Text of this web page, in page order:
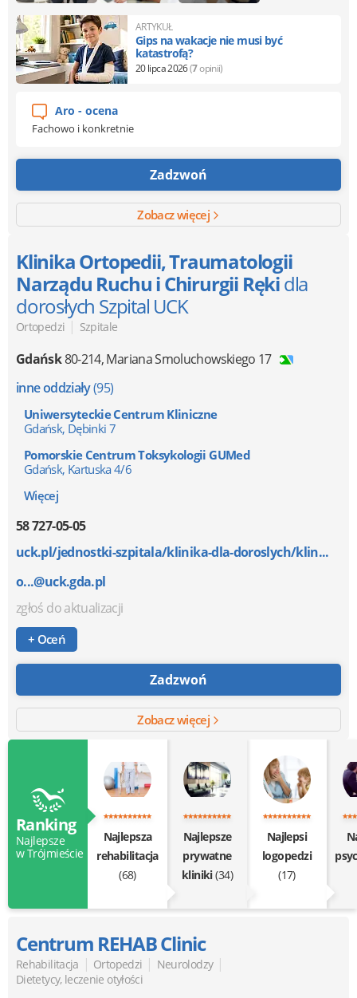
ARTYKUŁ
Gips na wakacje nie musi być
katastrofą?
20 lipca 2026(7opinii)
Aro - ocena
Fachowo i konkretnie
Zadzwoń
Zobacz więcej
Klinika Ortopedii, Traumatologii
Narządu Ruchu i Chirurgii Rękidla
dorosłych Szpital UCK
Ortopedzi | Szpitale
Gdańsk80-214,Mariana Smoluchowskiego 17
inne oddziały(95)
Uniwersyteckie Centrum Kliniczne
Gdańsk, Dębinki 7
Pomorskie Centrum Toksykologii GUMed
Gdańsk, Kartuska 4/6
Więcej
58 727-05-05
uck.pl/jednostki-szpitala/klinika-dla-doroslych/klin...
o...@uck.gda.pl
zgłoś do aktualizacji
+ Oceń
Zadzwoń
Zobacz więcej
Ranking
Najlepsze
w Trójmieście
Najlepsza
rehabilitacja
(68)
Najlepsze
prywatne
kliniki(34)
Najlepsi
logopedzi
(17)
Centrum REHAB Clinic
Rehabilitacja | Ortopedzi | Neurolodzy |
Dietetycy, leczenie otyłości